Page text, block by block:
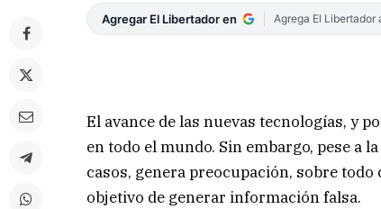
Agregar El Libertador en Agrega El Libertador
El avance de las nuevas tecnologías, y
en todo el mundo. Sin embargo, pese a
casos, genera preocupación, sobre
objetivo de generar información falsa.